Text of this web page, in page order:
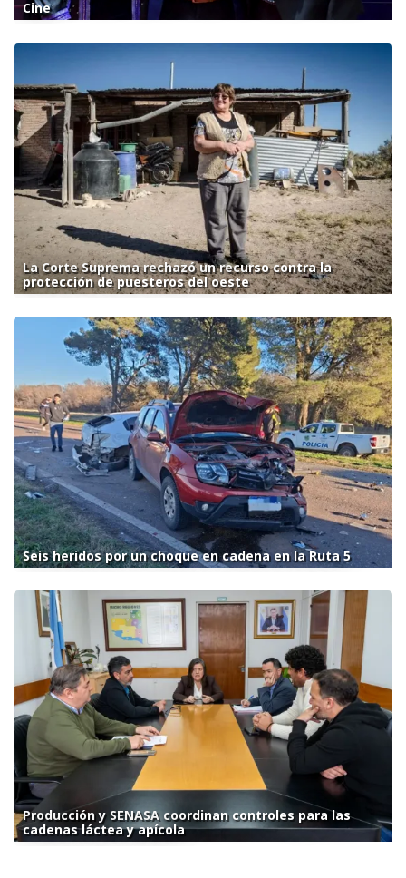
Cine
La Corte Suprema rechazó un recurso contra la
protección de puesteros del oeste
Seis heridos por un choque en cadena en la Ruta 5
Producción y SENASA coordinan controles para las
cadenas láctea y apícola